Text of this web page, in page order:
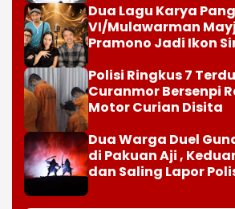
Dua Lagu Karya
VI/Mulawarman
Pramono Jadi Ikon
Polisi Ringkus 7
Curanmor Bersenpi
Motor Curian Disita
Dua Warga Duel
di Pakuan Aji ,
dan Saling Lapor